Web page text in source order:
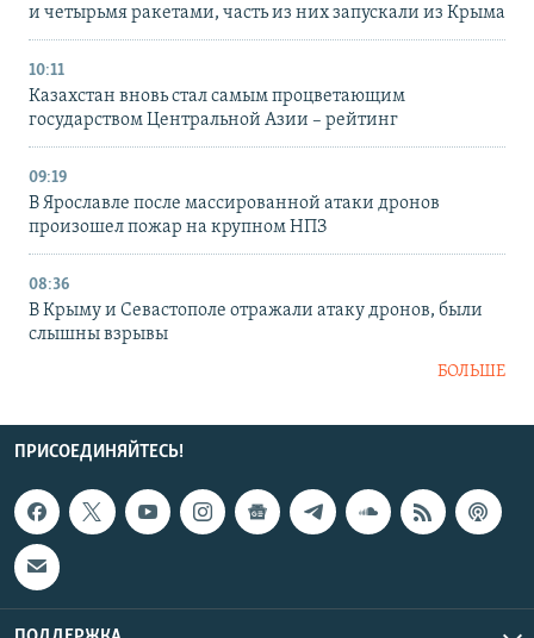
и четырьмя ракетами, часть из них запускали из Крыма
10:11
Казахстан вновь стал самым процветающим
государством Центральной Азии – рейтинг
09:19
В Ярославле после массированной атаки дронов
произошел пожар на крупном НПЗ
08:36
В Крыму и Севастополе отражали атаку дронов, были
слышны взрывы
БОЛЬШЕ
ПРИСОЕДИНЯЙТЕСЬ!